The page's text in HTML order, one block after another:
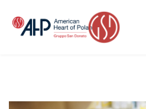
treści
Strefa